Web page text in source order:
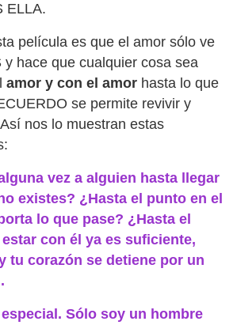
ELLA.
película es que el amor sólo ve
y hace que cualquier cosa sea
amor y con el amor hasta lo que
se permite revivir y
nos lo muestran estas
vez a alguien hasta llegar
existes? ¿Hasta el punto en el
lo que pase? ¿Hasta el
con él ya es suficiente,
tu corazón se detiene por un
Sólo soy un hombre